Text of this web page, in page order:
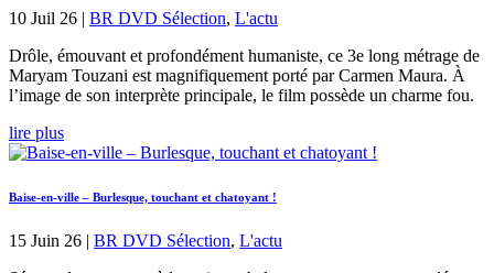
10 Juil 26 | BR DVD Sélection, L'actu
Drôle, émouvant et profondément humaniste, ce 3e long métrage de
Maryam Touzani est magnifiquement porté par Carmen Maura. À
l’image de son interprète principale, le film possède un charme fou.
lire plus
Baise-en-ville – Burlesque, touchant et chatoyant !
15 Juin 26 | BR DVD Sélection, L'actu